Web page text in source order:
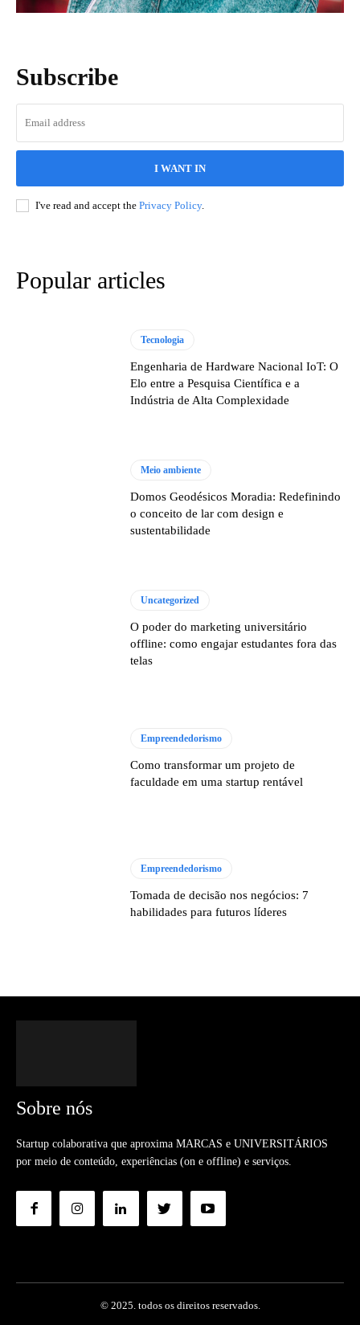
Subscribe
I WANT IN
I've read and accept the Privacy Policy.
Popular articles
Tecnologia
Engenharia de Hardware Nacional IoT: O
Elo entre a Pesquisa Científica e a
Indústria de Alta Complexidade
Meio ambiente
Domos Geodésicos Moradia: Redefinindo
o conceito de lar com design e
sustentabilidade
Uncategorized
O poder do marketing universitário
offline: como engajar estudantes fora das
telas
Empreendedorismo
Como transformar um projeto de
faculdade em uma startup rentável
Empreendedorismo
Tomada de decisão nos negócios: 7
habilidades para futuros líderes
Sobre nós
Startup colaborativa que aproxima MARCAS e UNIVERSITÁRIOS
por meio de conteúdo, experiências (on e offline) e serviços.
© 2025. todos os direitos reservados.